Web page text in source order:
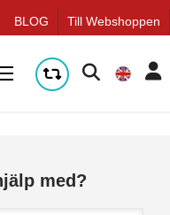
BLOG Till Webshoppen
med?